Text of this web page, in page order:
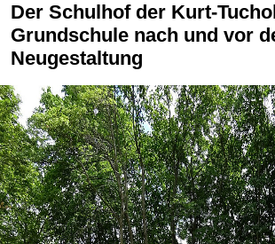
Der Schulhof der Kurt-
Grundschule nach und vor
Neugestaltung